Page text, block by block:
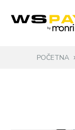
POČETNA